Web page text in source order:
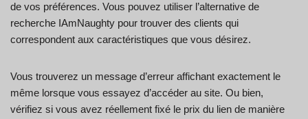
de vos préférences. Vous pouvez utiliser l’alternative de
recherche IAmNaughty pour trouver des clients qui
correspondent aux caractéristiques que vous désirez.
Vous trouverez un message d’erreur affichant exactement le
même lorsque vous essayez d’accéder au site. Ou bien,
vérifiez si vous avez réellement fixé le prix du lien de manière